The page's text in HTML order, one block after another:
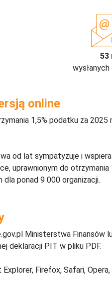
53
online
1,5% podatku za
od lat sympatyzuje i
uprawnionym do otrzymania
ponad 9 000 organizacji.
Ministerstwa Finansów
deklaracji PIT w pliku PDF.
Firefox, Safari, Opera,